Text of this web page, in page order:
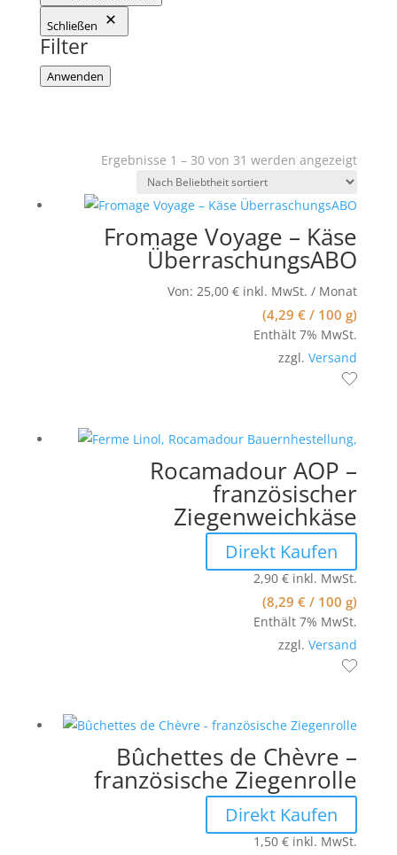
Schließen
Filter
Anwenden
Ergebnisse 1 – 30 von 31 werden angezeigtNach
Fromage Voyage – Käse
ÜberraschungsABO
Von:25,00€ inkl. MwSt. / Monat
(4,29€ / 100 g)
Enthält 7% MwSt.
zzgl.Versand
Rocamadour AOP –
französischer
Ziegenweichkäse
Direkt Kaufen
2,90€ inkl. MwSt.
(8,29€ / 100 g)
Enthält 7% MwSt.
zzgl.Versand
Bûchettes de Chèvre –
französische Ziegenrolle
Direkt Kaufen
1,50€ inkl. MwSt.